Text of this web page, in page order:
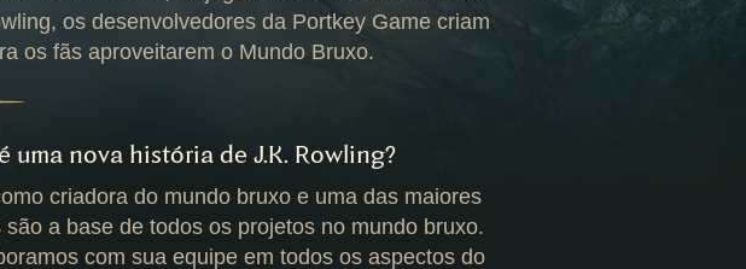
os desenvolvedores da Portkey Game criam
os fãs aproveitarem o Mundo Bruxo.
uma nova história de J.K. Rowling?
criadora do mundo bruxo e uma das maiores
a base de todos os projetos no mundo bruxo.
com sua equipe em todos os aspectos do